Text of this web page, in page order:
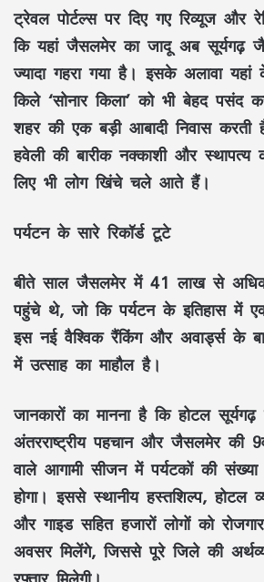
ट्रेवल पोर्टल्स पर दिए गए रिव्यूज और
कि यहां जैसलमेर का जादू अब सूर्यगढ़
ज्यादा गहरा गया है। इसके अलावा
किले ‘सोनार किला’ को भी बेहद
शहर की एक बड़ी आबादी निवास करती
हवेली की बारीक नक्काशी और
लिए भी लोग खिंचे चले आते हैं।
पर्यटन के सारे रिकॉर्ड टूटे
बीते साल जैसलमेर में 41 लाख से अधिक
पहुंचे थे, जो कि पर्यटन के इतिहास में
इस नई वैश्विक रैंकिंग और अवार्ड्स के
में उत्साह का माहौल है।
जानकारों का मानना है कि होटल
अंतरराष्ट्रीय पहचान और जैसलमेर
वाले आगामी सीजन में पर्यटकों की
होगा। इससे स्थानीय हस्तशिल्प, होटल
और गाइड सहित हजारों लोगों को
अवसर मिलेंगे, जिससे पूरे जिले की